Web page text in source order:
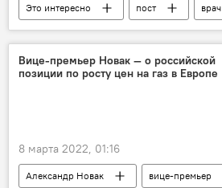
Это интересно пост врач
Вице-премьер Новак — о российской
позиции по росту цен на газ в Европе
8 марта 2022, 01:16
Александр Новак
вице-премьер